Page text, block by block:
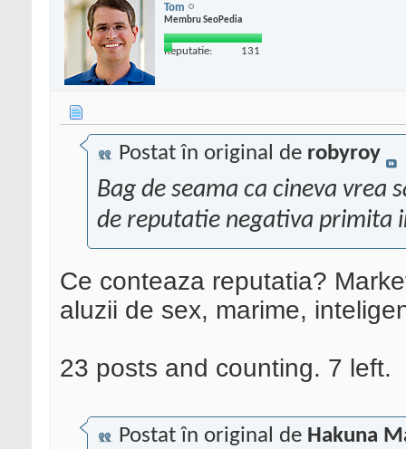
Tom
Membru SeoPedia
Reputatie: 131
Postat în original de robyroy
Bag de seama ca cineva vrea
de reputatie negativa primita
Ce conteaza reputatia?
aluzii de sex, marime,
23 posts and counting. 7 left.
Postat în original de Hakuna